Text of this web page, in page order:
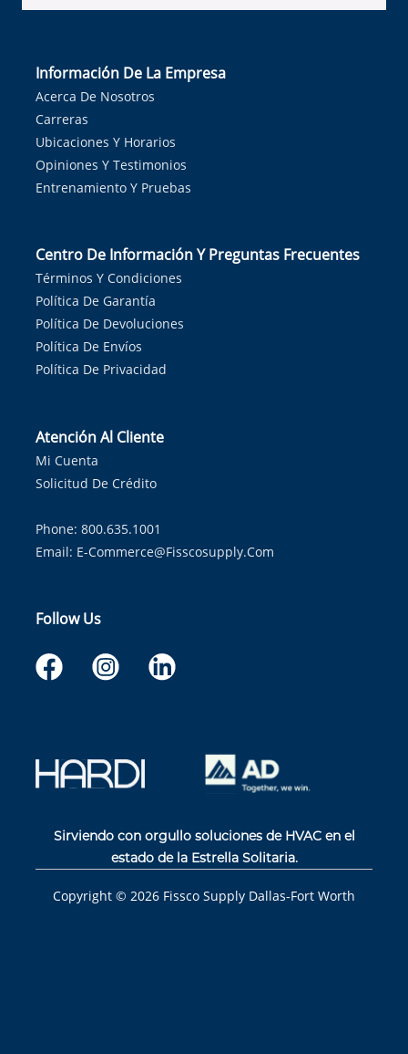
Información De La Empresa
Acerca De Nosotros
Carreras
Ubicaciones Y Horarios
Opiniones Y Testimonios
Entrenamiento Y Pruebas
Centro De Información Y Preguntas Frecuentes
Términos Y Condiciones
Política De Garantía
Política De Devoluciones
Política De Envíos
Política De Privacidad
Atención Al Cliente
Mi Cuenta
Solicitud De Crédito
Phone: 800.635.1001
Email: E-Commerce@fisscosupply.com
Follow Us
Sirviendo con orgullo soluciones de HVAC en el
estado de la Estrella Solitaria.
Copyright © 2026 Fissco Supply Dallas-Fort Worth